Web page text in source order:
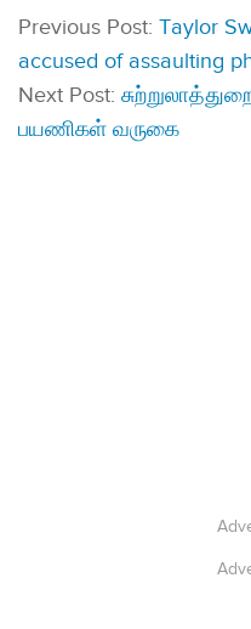
Previous Post: Taylor
accused of assaulting
Next Post:
பயணிகள் வருகை